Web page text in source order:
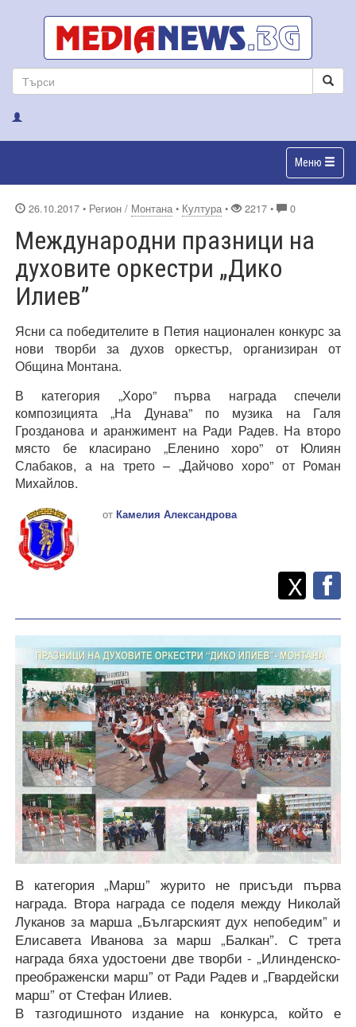
Меню
26.10.2017 • Регион / Монтана • Култура • 2217 • 0
Международни празници на
духовите оркестри „Дико
Илиев”
Ясни са победителите в Петия национален конкурс за
нови творби за духов оркестър, организиран от
Община Монтана.
В категория „Хоро” първа награда спечели
композицията „На Дунава” по музика на Галя
Грозданова и аранжимент на Ради Радев. На второ
място бе класирано „Еленино хоро” от Юлиян
Слабаков, а на трето – „Дайчово хоро” от Роман
Михайлов.
от Камелия Александрова
Споделете
X
В категория „Марш” журито не присъди първа
награда. Втора награда се поделя между Николай
Луканов за марша „Българският дух непобедим” и
Елисавета Иванова за марш „Балкан”. С трета
награда бяха удостоени две творби - „Илинденско-
преображенски марш” от Ради Радев и „Гвардейски
марш” от Стефан Илиев.
В тазгодишното издание на конкурса, който е